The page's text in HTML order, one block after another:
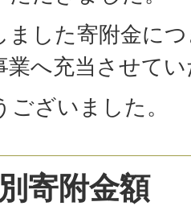
ました寄附金に
業へ充当させて
ざいました。
寄附金額